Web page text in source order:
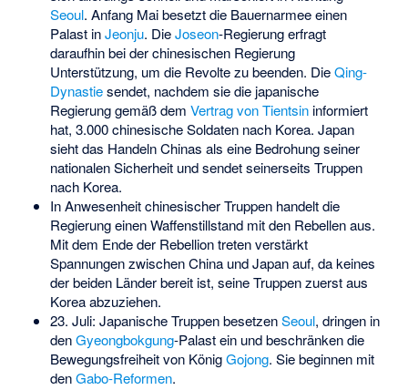
Seoul. Anfang Mai besetzt die Bauernarmee einen
Palast inJeonju. DieJoseon-Regierung erfragt
daraufhin bei der chinesischen Regierung
Unterstützung, um die Revolte zu beenden. DieQing-
Dynastiesendet, nachdem sie die japanische
Regierung gemäß dem Vertrag von Tientsininformiert
hat, 3.000 chinesische Soldaten nach Korea. Japan
sieht das Handeln Chinas als eine Bedrohung seiner
nationalen Sicherheit und sendet seinerseits Truppen
nach Korea.
In Anwesenheit chinesischer Truppen handelt die
Regierung einen Waffenstillstand mit den Rebellen aus.
Mit dem Ende der Rebellion treten verstärkt
Spannungen zwischen China und Japan auf, da keines
der beiden Länder bereit ist, seine Truppen zuerst aus
Korea abzuziehen.
23. Juli: Japanische Truppen besetzenSeoul, dringen in
denGyeongbokgung-Palast ein und beschränken die
Bewegungsfreiheit von KönigGojong. Sie beginnen mit
denGabo-Reformen.